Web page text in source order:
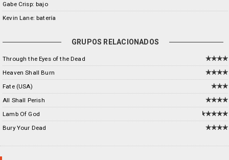
Gabe Crisp: bajo
Kevin Lane: batería
GRUPOS RELACIONADOS
Through the Eyes of the Dead
Heaven Shall Burn
Fate (USA)
All Shall Perish
Lamb Of God
Bury Your Dead